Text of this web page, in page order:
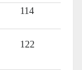
114
122